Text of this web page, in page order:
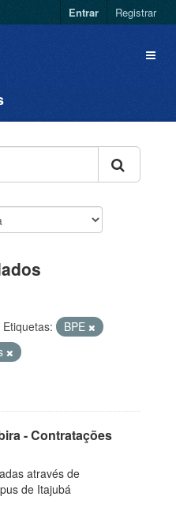
Entrar Registrar
Etiquetas:
BPE
- Contratações
através de
de Itajubá